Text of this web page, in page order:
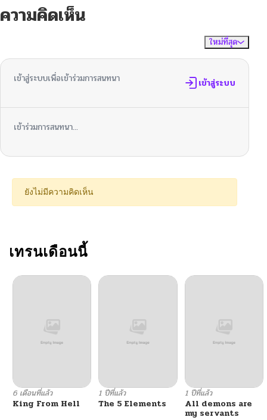
ความคิดเห็น
ใหม่ที่สุด
เข้าสู่ระบบเพื่อเข้าร่วมการสนทนา เข้าสู่ระบบ
เข้าร่วมการสนทนา...
ยังไม่มีความคิดเห็น
เทรนเดือนนี้
6 เดือนที่แล้ว
King From Hell
1 ปีที่แล้ว
The 5 Elements
1 ปีที่แล้ว
All demons are
my servants